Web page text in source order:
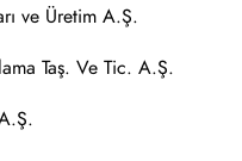
ve Üretim A.Ş.
Taş. Ve Tic. A.Ş.